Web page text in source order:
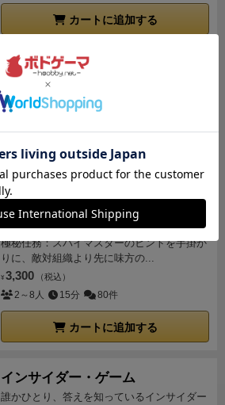
カートに追加する
おばけキャッチ
可愛い木のおばけコマ。脳をひねって全力ス
ピード勝負。
カートに追加する
極秘任務：スパイマスターのヒントを手掛か
りに、敵対組織より先に味方の...
¥ 3,300 （税込）
2～8人 15分 80件
カートに追加する
インサイダー・ゲーム
誰かひとり、答えを知っているインサイダー